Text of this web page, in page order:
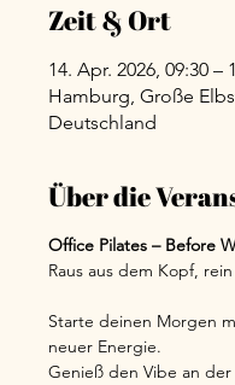
Zeit & Ort
14. Apr. 2026, 09:30 –
Hamburg, Große
Deutschland
Über die
Office Pilates – Before
Raus aus dem Kopf,
Starte deinen Morgen
neuer Energie.
Genieß den Vibe an